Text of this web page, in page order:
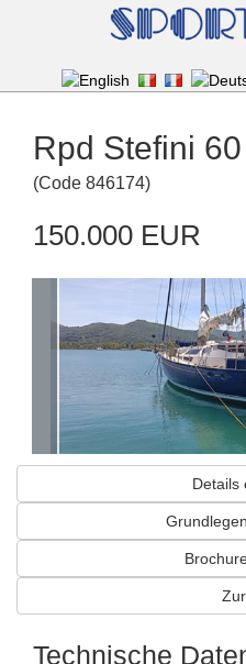
Rpd Stefini
(Code 846174)
150.000 EUR
Details
Technische